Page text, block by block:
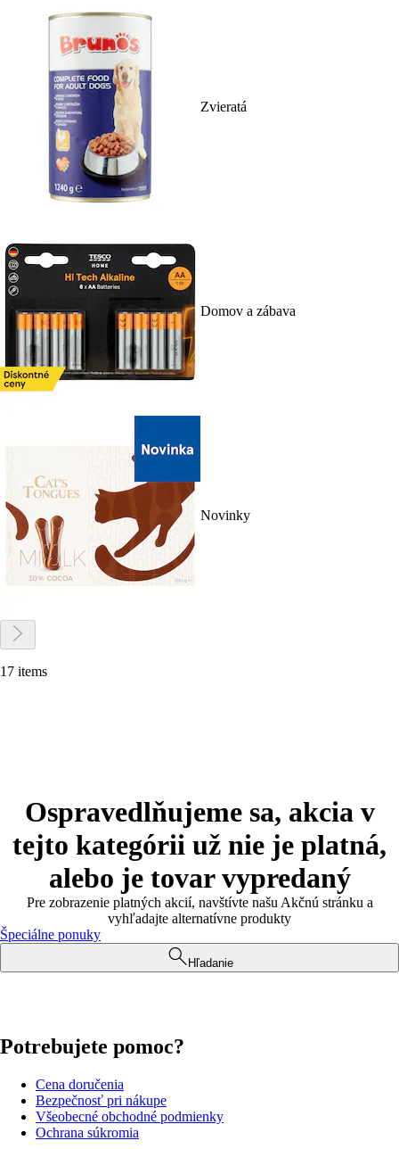
Zvieratá
Domov a zábava
Novinky
17 items
Ospravedlňujeme sa, akcia v
tejto kategórii už nie je platná,
alebo je tovar vypredaný
Pre zobrazenie platných akcií, navštívte našu Akčnú stránku a
vyhľadajte alternatívne produkty
Špeciálne ponuky
Hľadanie
Potrebujete pomoc?
Cena doručenia
Bezpečnosť pri nákupe
Všeobecné obchodné podmienky
Ochrana súkromia